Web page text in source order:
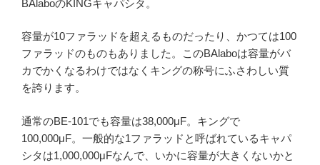
BAlaboのKINGキャパシタ。
容量が10ファラッドを超えるものだったり、かつては100
ファラッドのものもありました。このBAlaboは容量がバ
カでかくなるわけではなくキングの称号にふさわしい質
を誇ります。
通常のBE-101でも容量は38,000μF。キングで
100,000μF。一般的な1ファラッドと呼ばれているキャパ
シタは1,000,000μFなんで、いかに容量が大きくないかと